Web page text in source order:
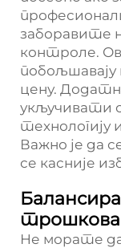
заборавите
контроле.
побољшавају
цену.
укључивати
Важно је да
се касније
трошкова
Не морате